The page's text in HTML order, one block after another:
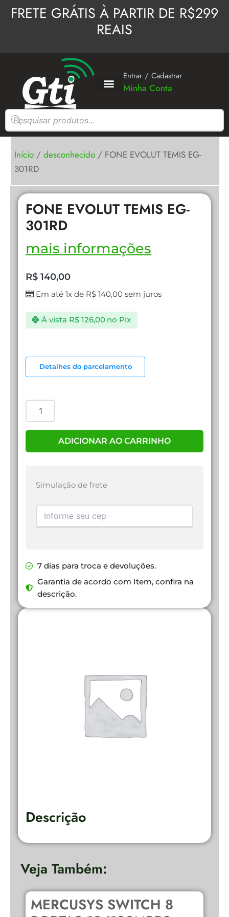
paraFRETE GRÁTIS À PARTIR DE R$299
REAIS
Entrar / Cadastrar
Minha Conta
Pesquisar
produtos
Início / desconhecido / FONE EVOLUT TEMIS EG-
301RD
Descrição
FONE EVOLUT TEMIS EG-
301RD
mais informações
R$ 140,00
Em até 1x de R$140,00sem juros
À vista R$126,00 no Pix
Detalhes do parcelamento
EVOLUT
TEMIS
ADICIONAR AO CARRINHO
Simulação de frete
7 dias para troca e devoluções.
Garantia de acordo com Item, confira na
descrição.
Veja Também:
MERCUSYS SWITCH 8